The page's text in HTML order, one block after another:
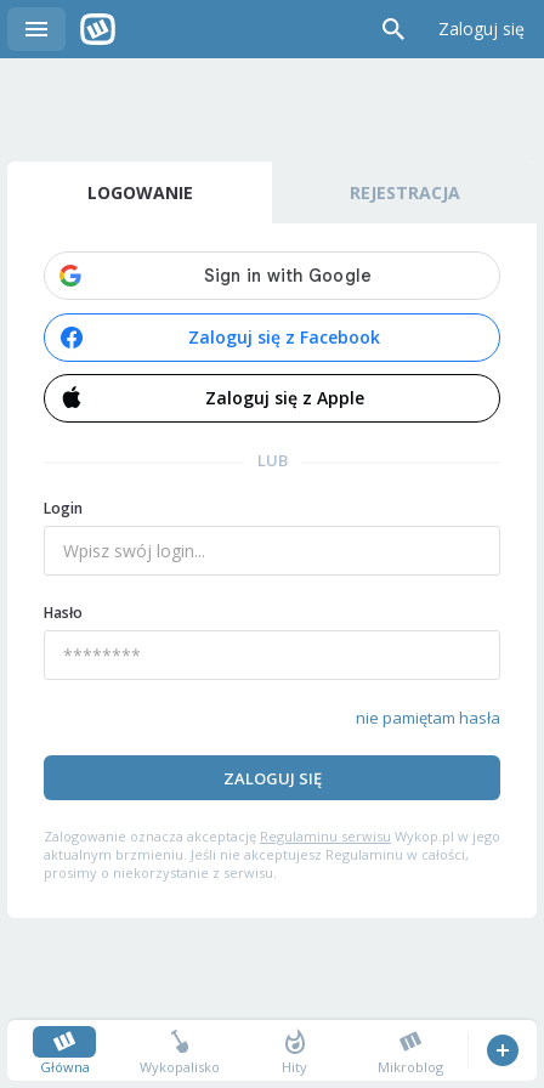
Zaloguj się
LOGOWANIE REJESTRACJA
Zaloguj się z Facebook
Zaloguj się z Apple
LUB
Login
Hasło
nie pamiętam hasła
ZALOGUJ SIĘ
Zalogowanie oznacza akceptację Regulaminu serwisu Wykop.pl w jego
aktualnym brzmieniu. Jeśli nie akceptujesz Regulaminu w całości,
prosimy o niekorzystanie z serwisu.
Główna Wykopalisko Hity Mikroblog